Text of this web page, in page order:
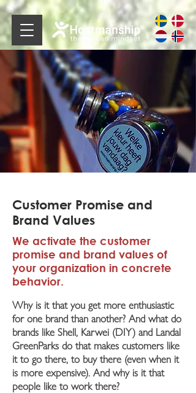
Customer Promise and
Brand Values
We activate the customer
promise and brand values ​​of
your organization in concrete
behavior.
Why is it that you get more enthusiastic
for one brand than another? And what do
brands like Shell, Karwei (DIY) and Landal
GreenParks do that makes customers like
it to go there, to buy there (even when it
is more expensive). And why is it that
people like to work there?